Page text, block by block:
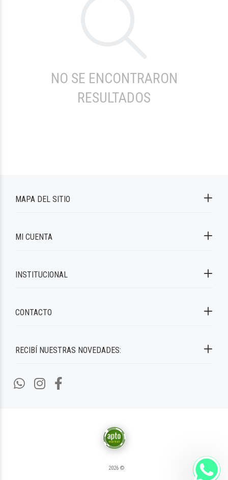
NO SE ENCONTRARON
RESULTADOS
RECIBÍ NUESTRAS NOVEDADES:
MAPA DEL SITIO
MI CUENTA
INSTITUCIONAL
CONTACTO
2026 ©